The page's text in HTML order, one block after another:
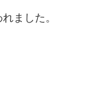
ました。